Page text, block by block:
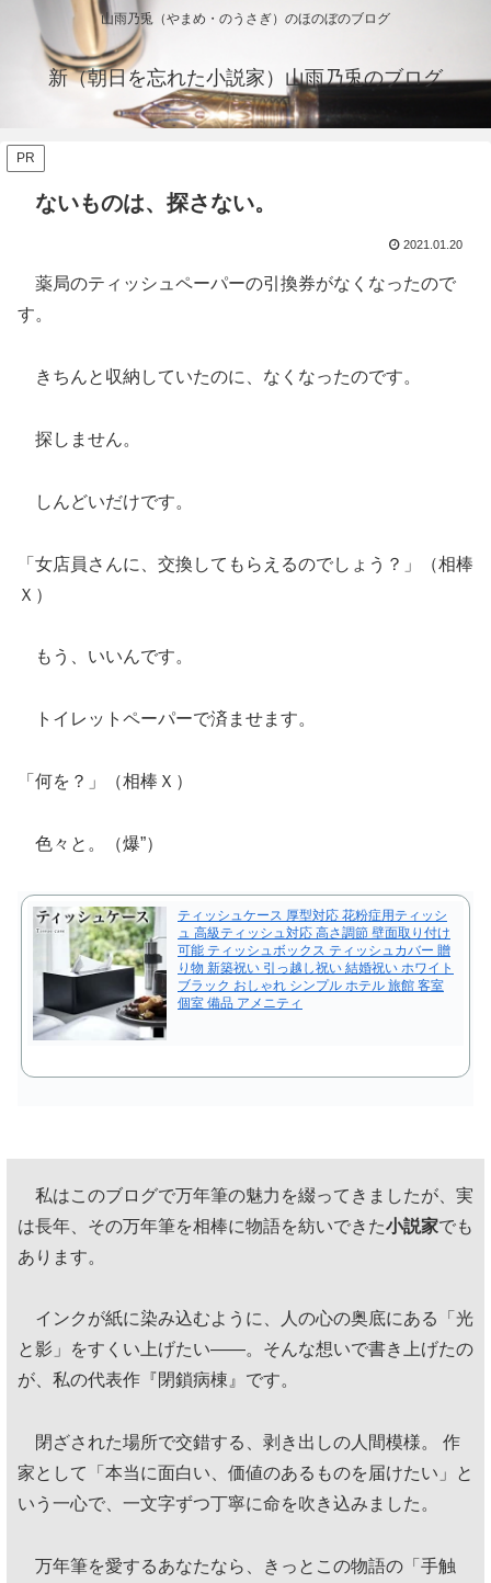
山雨乃兎（やまめ・のうさぎ）のほのぼのブログ
新（朝日を忘れた小説家）山雨乃兎のブログ
PR
ないものは、探さない。
2021.01.20
薬局のティッシュペーパーの引換券がなくなったので
す。
きちんと収納していたのに、なくなったのです。
探しません。
しんどいだけです。
「女店員さんに、交換してもらえるのでしょう？」（相棒
Ｘ）
もう、いいんです。
トイレットペーパーで済ませます。
「何を？」（相棒Ｘ）
色々と。（爆”）
ティッシュケース 厚型対応 花粉症用ティッシ
ュ 高級ティッシュ対応 高さ調節 壁面取り付け
可能 ティッシュボックス ティッシュカバー 贈
り物 新築祝い 引っ越し祝い 結婚祝い ホワイト
ブラック おしゃれ シンプル ホテル 旅館 客室
個室 備品 アメニティ
私はこのブログで万年筆の魅力を綴ってきましたが、実
は長年、その万年筆を相棒に物語を紡いできた小説家でも
あります。
インクが紙に染み込むように、人の心の奥底にある「光
と影」をすくい上げたい——。そんな想いで書き上げたの
が、私の代表作『閉鎖病棟』です。
閉ざされた場所で交錯する、剥き出しの人間模様。 作
家として「本当に面白い、価値のあるものを届けたい」と
いう一心で、一文字ずつ丁寧に命を吹き込みました。
万年筆を愛するあなたなら、きっとこの物語の「手触